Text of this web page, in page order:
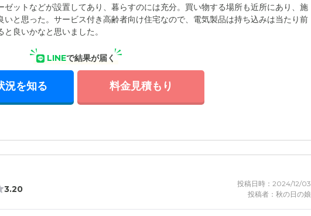
ットなどが設置してあり、暮らすのには充分。買い物する場所も近所にあり、施
と思った。サービス付き高齢者向け住宅なので、電気製品は持ち込みは当たり前
良いかなと思いました。
LINEで結果が届く
況を知る 料金見積もり
3.20
投稿日時：2024/12/03
投稿者：秋の日の娘